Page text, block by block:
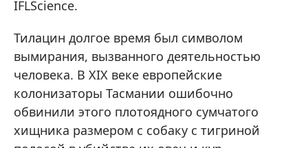
IFLScience.
Тилацин долгое время был символом
вымирания, вызванного деятельностью
человека. В XIX веке европейские
колонизаторы Тасмании ошибочно
обвинили этого плотоядного сумчатого
хищника размером с собаку с тигриной